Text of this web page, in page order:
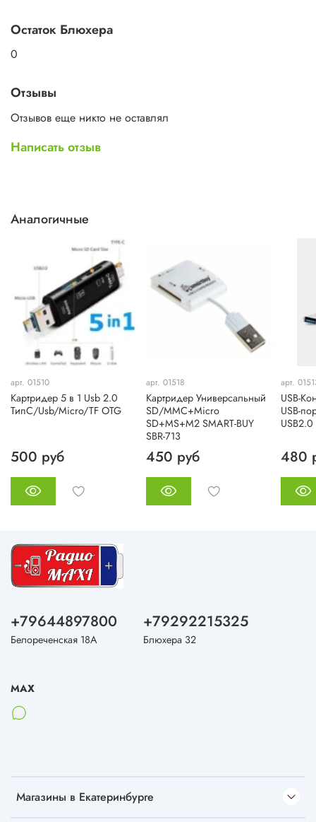
Требования к операционной системе: Windows9/8
Тип интерфейса: интерфейс OTG
(поддерживает интерфейс OTG type-c)
Цвет: серебристый, черный
Остаток Блюхера
0
Отзывы
Отзывов еще никто не оставлял
Написать отзыв
Аналогичные
арт. 01510
Картридер 5 в 1 Usb 2.0
ТипC/Usb/Micro/TF OTG
500 руб
арт. 01518
Картридер Универсальный
SD/MMC+Micro
SD+MS+M2 SMART-BUY
SBR-713
450 руб
арт.
USB-
USB-
USB2.0
480
Магазины в Екатеринбурге
+79644897800
Белореченская 18А
+79292215325
Блюхера 32
MAX